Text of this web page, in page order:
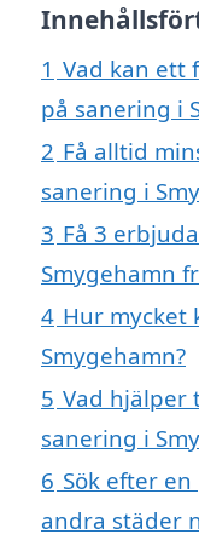
1 Vad kan ett
på sanering i
2 Få alltid
sanering i
3 Få 3
Smygehamn
4 Hur mycket
Smygehamn?
5 Vad hjälper
sanering i
6 Sök efter
andra städer